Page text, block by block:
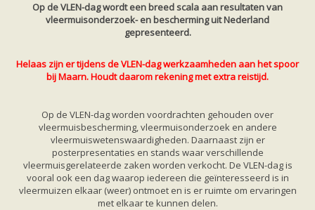
Gebiedsbescherming
Hulp bij bouwplannen en bomenkap
Vleermuisprotocol
Vleermuis advies en onderzoekbureaus
Doe mee
Landelijk zoogdierwerkgroepen
Regionale of provinciale werkgroepen
Jeugd
Internationaal
Landelijke natuurverenigingen
Ik wil graag mee op vleermuisexcursie
Vleermuizen in de tuin
Aankondiging activiteiten
Op de VLEN-dag wordt een breed scala aan resultaten van
vleermuisonderzoek- en bescherming uit Nederland
gepresenteerd.
Helaas zijn er tijdens de VLEN-dag werkzaamheden aan het spoor
bij Maarn. Houdt daarom rekening met extra reistijd.
Op de VLEN-dag worden voordrachten gehouden over
vleermuisbescherming, vleermuisonderzoek en andere
vleermuiswetenswaardigheden. Daarnaast zijn er
posterpresentaties en stands waar verschillende
vleermuisgerelateerde zaken worden verkocht. De VLEN-dag is
vooral ook een dag waarop iedereen die geïnteresseerd is in
vleermuizen elkaar (weer) ontmoet en is er ruimte om ervaringen
met elkaar te kunnen delen.